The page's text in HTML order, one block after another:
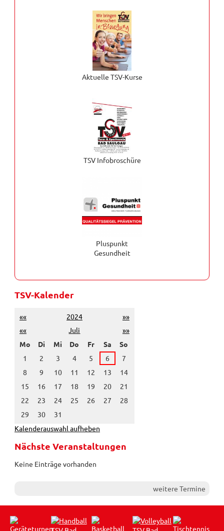
Aktuelle TSV-Kurse
TSV Infobroschüre
Pluspunkt
Gesundheit
TSV-Kalender
«« 2024
»»
««
Juli
»»
Mo
Di Mi Do Fr Sa
So
1
2 3 4 5 6
7
8
9 10 11 12 13
14
15
16 17 18 19 20
21
22
23 24 25 26 27
28
29
30
31
Kalenderauswahl aufheben
Nächste Veranstaltungen
Keine Einträge vorhanden
weitere Termine